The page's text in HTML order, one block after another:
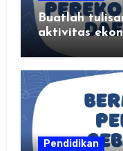
Buatlah
aktivitas
ekonomi, dan hasil produksi daerah
kalian
Pendidikan